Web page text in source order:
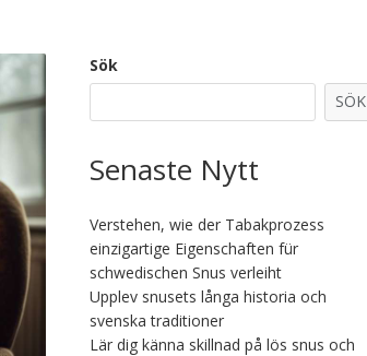
Sök
SÖK
Senaste Nytt
Verstehen, wie der Tabakprozess
einzigartige Eigenschaften für
schwedischen Snus verleiht
Upplev snusets långa historia och
svenska traditioner
Lär dig känna skillnad på lös snus och